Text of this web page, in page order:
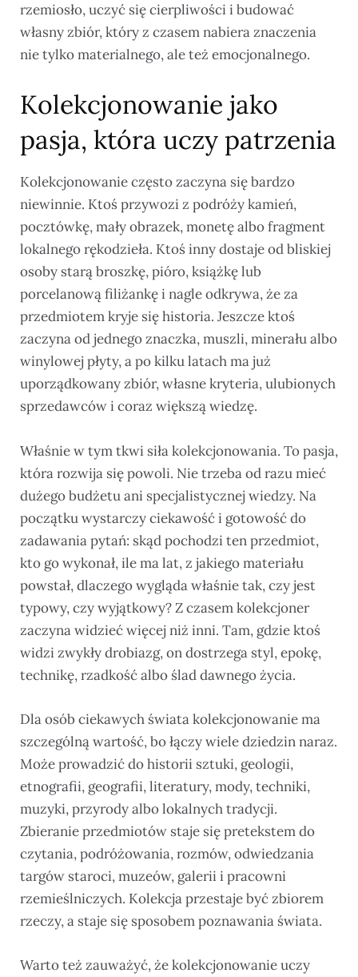
rzemiosło, uczyć się cierpliwości i budować
własny zbiór, który z czasem nabiera znaczenia
nie tylko materialnego, ale też emocjonalnego.
Kolekcjonowanie jako
pasja, która uczy patrzenia
Kolekcjonowanie często zaczyna się bardzo
niewinnie. Ktoś przywozi z podróży kamień,
pocztówkę, mały obrazek, monetę albo fragment
lokalnego rękodzieła. Ktoś inny dostaje od bliskiej
osoby starą broszkę, pióro, książkę lub
porcelanową filiżankę i nagle odkrywa, że za
przedmiotem kryje się historia. Jeszcze ktoś
zaczyna od jednego znaczka, muszli, minerału albo
winylowej płyty, a po kilku latach ma już
uporządkowany zbiór, własne kryteria, ulubionych
sprzedawców i coraz większą wiedzę.
Właśnie w tym tkwi siła kolekcjonowania. To pasja,
która rozwija się powoli. Nie trzeba od razu mieć
dużego budżetu ani specjalistycznej wiedzy. Na
początku wystarczy ciekawość i gotowość do
zadawania pytań: skąd pochodzi ten przedmiot,
kto go wykonał, ile ma lat, z jakiego materiału
powstał, dlaczego wygląda właśnie tak, czy jest
typowy, czy wyjątkowy? Z czasem kolekcjoner
zaczyna widzieć więcej niż inni. Tam, gdzie ktoś
widzi zwykły drobiazg, on dostrzega styl, epokę,
technikę, rzadkość albo ślad dawnego życia.
Dla osób ciekawych świata kolekcjonowanie ma
szczególną wartość, bo łączy wiele dziedzin naraz.
Może prowadzić do historii sztuki, geologii,
etnografii, geografii, literatury, mody, techniki,
muzyki, przyrody albo lokalnych tradycji.
Zbieranie przedmiotów staje się pretekstem do
czytania, podróżowania, rozmów, odwiedzania
targów staroci, muzeów, galerii i pracowni
rzemieślniczych. Kolekcja przestaje być zbiorem
rzeczy, a staje się sposobem poznawania świata.
Warto też zauważyć, że kolekcjonowanie uczy